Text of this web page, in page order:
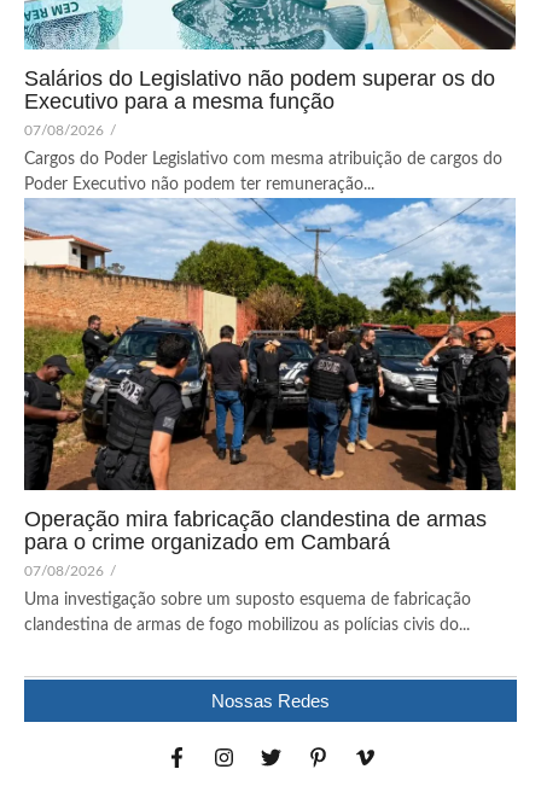
Salários do Legislativo não podem superar os do
Executivo para a mesma função
07/08/2026 /
Cargos do Poder Legislativo com mesma atribuição de cargos do
Poder Executivo não podem ter remuneração...
Operação mira fabricação clandestina de armas
para o crime organizado em Cambará
07/08/2026 /
Uma investigação sobre um suposto esquema de fabricação
clandestina de armas de fogo mobilizou as polícias civis do...
Nossas Redes